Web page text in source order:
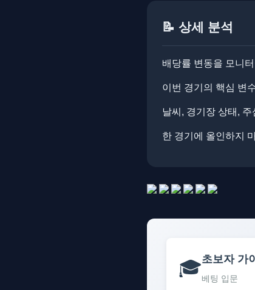
📝 상세 분석
배당률 변동을 모니
이번 경기의 핵심 변
날씨, 경기장 상태,
한 경기에 올인하지
🎓초보자 가
베팅 입문